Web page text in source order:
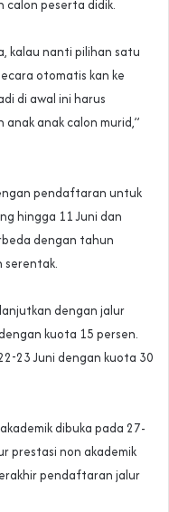
calon peserta didik.
kalau nanti pilihan satu
otomatis kan ke
di awal ini harus
anak calon murid,”
pendaftaran untuk
hingga 11 Juni dan
dengan tahun
serentak.
dengan jalur
kuota 15 persen.
23 Juni dengan kuota 30
dibuka pada 27-
prestasi non akademik
pendaftaran jalur